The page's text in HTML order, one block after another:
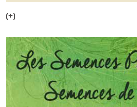
(+)